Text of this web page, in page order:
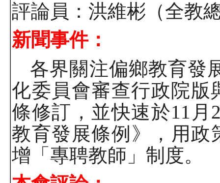
評論員：洪維彬（全教
新聞事件：
各界關注偏鄉教育發
化委員會審查行政院版
條修訂，並快速於11 月
教育發展條例》，用政
增「專聘教師」制度。